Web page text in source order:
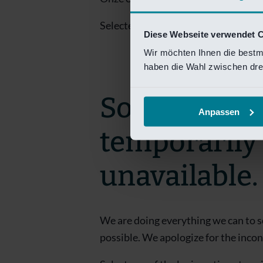
Diese Webseite verwendet
Wir möchten Ihnen die
haben die Wahl zwischen
Anpassen
Selecteer een van de login opties
Sorry! This
temporarily
unavailable.
We are doing everything we can to
possible. We apologize for the